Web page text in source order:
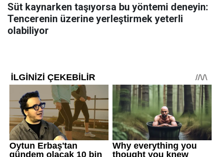
Süt kaynarken taşıyorsa bu yöntemi deneyin:
Tencerenin üzerine yerleştirmek yeterli
olabiliyor